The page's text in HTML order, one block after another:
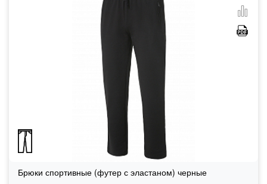
Брюки спортивные (футер с эластаном) черные